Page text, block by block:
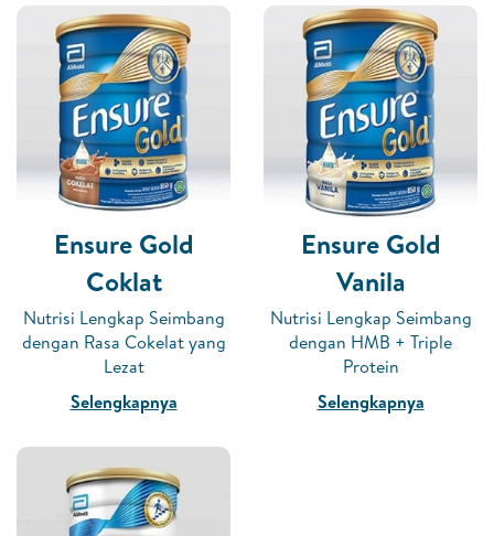
Ensure Gold
Coklat
Nutrisi Lengkap Seimbang
dengan Rasa Cokelat yang
Lezat
Selengkapnya
Ensure Gold
Vanila
Nutrisi Lengkap Seimbang
dengan HMB + Triple
Protein
Selengkapnya